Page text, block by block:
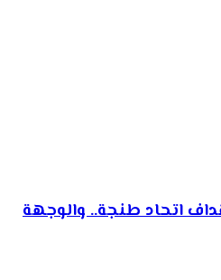
اتحاد طنجة.. والوجهة